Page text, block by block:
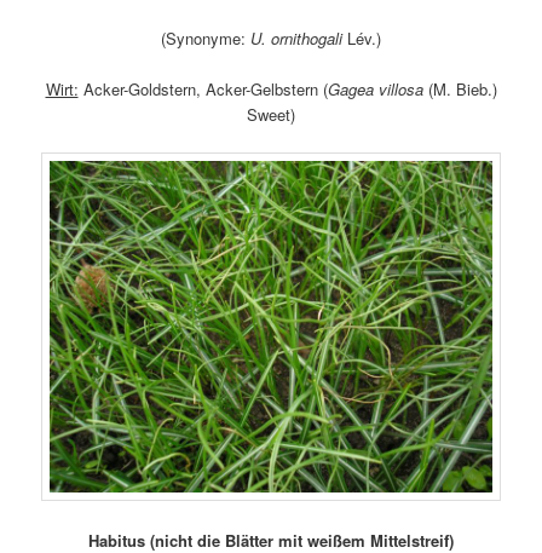
(Synonyme: U. ornithogali Lév.)
Wirt: Acker-Goldstern, Acker-Gelbstern (Gagea villosa(M. Bieb.)
Sweet)
Habitus (nicht die Blätter mit weißem Mittelstreif)